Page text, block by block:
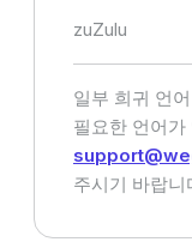
zuZulu
일부 희귀 언
필요한 언어
주시기 바랍니